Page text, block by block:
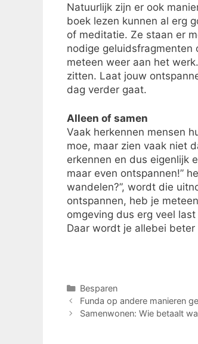
Natuurlijk zijn er ook
boek lezen kunnen al erg
of meditatie. Ze staan er
nodige geluidsfragmenten
meteen weer aan het
zitten. Laat jouw
dag verder gaat.
Alleen of samen
Vaak herkennen mensen
moe, maar zien vaak niet
erkennen en dus eigenlijk
maar even ontspannen!”
wandelen?”, wordt die
ontspannen, heb je
omgeving dus erg veel
Daar wordt je allebei beter
Categorieën
Besparen
Funda op andere manieren
Samenwonen: Wie betaalt